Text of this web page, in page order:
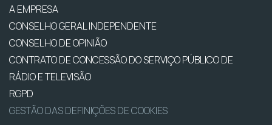
A EMPRESA
CONSELHO GERAL INDEPENDENTE
CONSELHO DE OPINIÃO
CONTRATO DE CONCESSÃO DO SERVIÇO PÚBLICO DE
RÁDIO E TELEVISÃO
RGPD
GESTÃO DAS DEFINIÇÕES DE COOKIES